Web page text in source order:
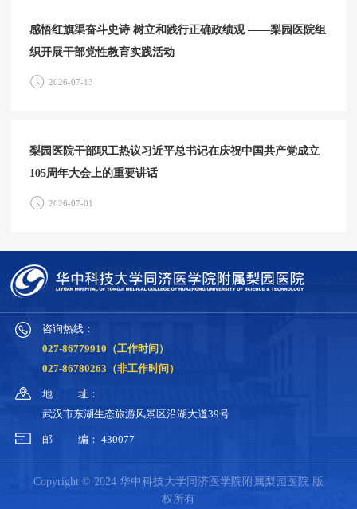
感悟红旗渠奋斗史诗 树立和践行正确政绩观 ——梨园医院组
织开展干部党性教育实践活动
2026-07-13
梨园医院干部职工热议习近平总书记在庆祝中国共产党成立
105周年大会上的重要讲话
2026-07-01
咨询热线：
027-86779910（工作时间）
027-86780263（非工作时间）
地
址：
武汉市东湖生态旅游风景区沿湖大道39号
邮 编： 430077
Copyright © 2024 华中科技大学同济医学院附属梨园医院 版
权所有